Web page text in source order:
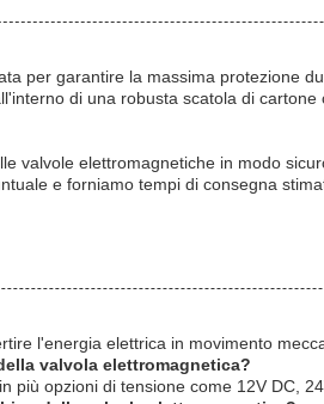
per garantire la massima protezione
di una robusta scatola di
valvole elettromagnetiche in modo
e forniamo tempi di consegna
l'energia elettrica in movimento
valvola elettromagnetica?
opzioni di tensione come 12V DC,